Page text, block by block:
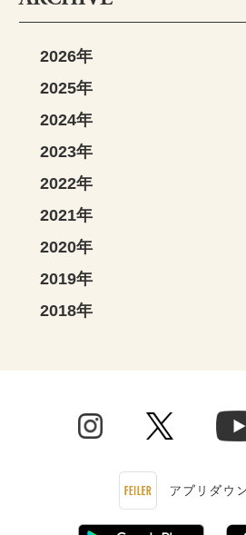
2026年
2025年
2024年
2023年
2022年
2021年
2020年
2019年
2018年